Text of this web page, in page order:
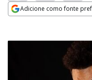
Adicione como fonte